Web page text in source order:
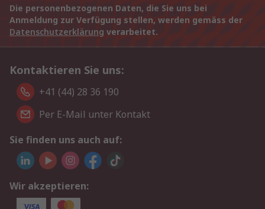
Die personenbezogenen Daten, die Sie uns bei
Anmeldung zur Verfügung stellen, werden gemäss der
Datenschutzerklärung verarbeitet.
Kontaktieren Sie uns:
+41 (44) 28 36 190
Per E-Mail unter Kontakt
Sie finden uns auch auf:
Wir akzeptieren: